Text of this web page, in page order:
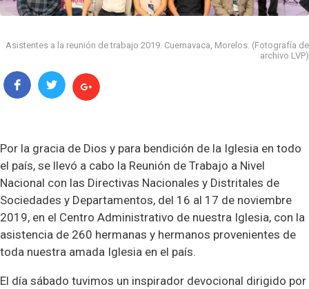
Asistentes a la reunión de trabajo 2019. Cuernavaca, Morelos. (Fotografía de
archivo LVP)
Por la gracia de Dios y para bendición de la Iglesia en todo
el país, se llevó a cabo la Reunión de Trabajo a Nivel
Nacional con las Directivas Nacionales y Distritales de
Sociedades y Departamentos, del 16 al 17 de noviembre
2019, en el Centro Administrativo de nuestra Iglesia, con la
asistencia de 260 hermanas y hermanos provenientes de
toda nuestra amada Iglesia en el país.
El día sábado tuvimos un inspirador devocional dirigido por